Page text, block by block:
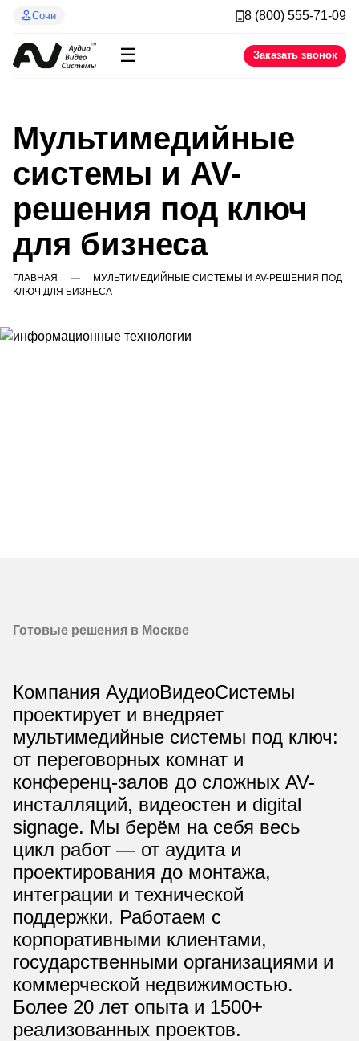
Сочи 8 (800) 555-71-09
☰ Заказать звонок
Мультимедийные
системы и AV-
решения под ключ
для бизнеса
ГЛАВНАЯ
МУЛЬТИМЕДИЙНЫЕ СИСТЕМЫ И AV-РЕШЕНИЯ ПОД
КЛЮЧ ДЛЯ БИЗНЕСА
Готовые решения в Москве
Компания АудиоВидеоСистемы
проектирует и внедряет
мультимедийные системы под ключ:
от переговорных комнат и
конференц-залов до сложных AV-
инсталляций, видеостен и digital
signage. Мы берём на себя весь
цикл работ — от аудита и
проектирования до монтажа,
интеграции и технической
поддержки. Работаем с
корпоративными клиентами,
государственными организациями и
коммерческой недвижимостью.
Более 20 лет опыта и 1500+
реализованных проектов.